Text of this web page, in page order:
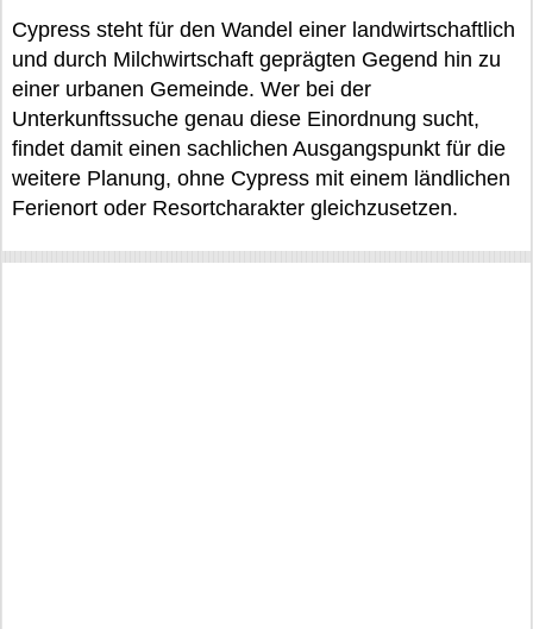
Cypress steht für den Wandel einer landwirtschaftlich
und durch Milchwirtschaft geprägten Gegend hin zu
einer urbanen Gemeinde. Wer bei der
Unterkunftssuche genau diese Einordnung sucht,
findet damit einen sachlichen Ausgangspunkt für die
weitere Planung, ohne Cypress mit einem ländlichen
Ferienort oder Resortcharakter gleichzusetzen.